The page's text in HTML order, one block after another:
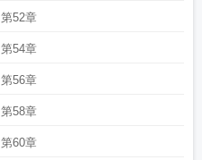
第52章
第54章
第56章
第58章
第60章